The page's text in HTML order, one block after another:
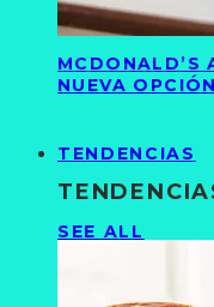
MCDONALD’S
NUEVA
TENDENCIAS
SEE ALL